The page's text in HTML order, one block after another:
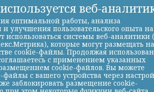
веб-
оптимальной работы, анализа
и улучшения пользовательского опыта на
использоваться системы веб-аналитики
которые могут размещать на
cookie-файлы. Продолжая
с применением указанных
cookie-файлов. Вы можете
файлы с вашего устройства через
заблокировать размещение cookie-